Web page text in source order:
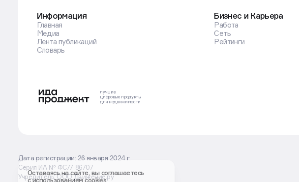
Информация
Главная
Медиа
Лента публикаций
Словарь
Бизнес и Карьера
Работа
Сеть
Рейтинги
лучшие
цифровые продукты
для недвижимости
Дата регистрации: 26 января 2024 г.
Серия ИА № ФС77-86707
Учредитель: ООО Движение.ру
Оставаясь на сайте, вы соглашаетесь
с использованием cookies